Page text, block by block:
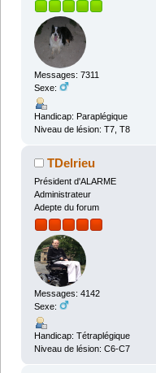
Messages: 7311
Sexe:
Handicap: Paraplégique
Niveau de lésion: T7, T8
TDelrieu
Président d'ALARME
Administrateur
Adepte du forum
Messages: 4142
Sexe:
Handicap: Tétraplégique
Niveau de lésion: C6-C7